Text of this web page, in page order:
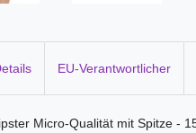
EU-Verantwortlicher
Micro-Qualität mit Spitze -